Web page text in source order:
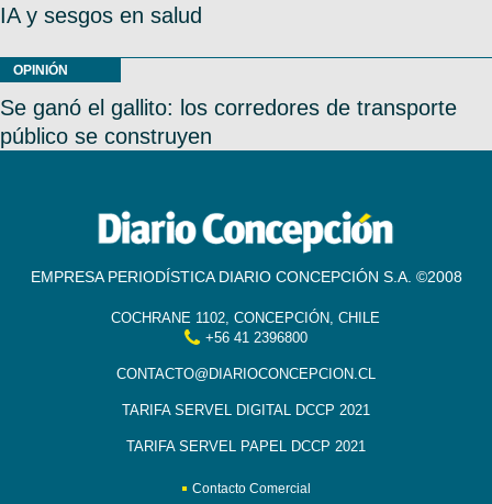
IA y sesgos en salud
OPINIÓN
Se ganó el gallito: los corredores de transporte
público se construyen
EMPRESA PERIODÍSTICA DIARIO CONCEPCIÓN S.A. ©2008
COCHRANE 1102, CONCEPCIÓN, CHILE
+56 41 2396800
CONTACTO@DIARIOCONCEPCION.CL
TARIFA SERVEL DIGITAL DCCP 2021
TARIFA SERVEL PAPEL DCCP 2021
Contacto Comercial